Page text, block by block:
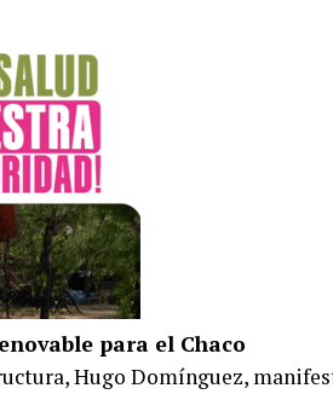
para el Chaco
Hugo Domínguez,